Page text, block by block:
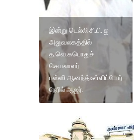
இன்று டெல்லி சி.பி. ஐ
அலுவலகத்தில்
த.வெ.கபொதுச்
செயலாளர்
புஸ்ஸி ஆனந்த்உள்ளிட்டோர்
நேரில் ஆஜர்.